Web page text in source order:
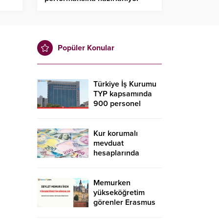
Popüler Konular
Türkiye İş Kurumu
TYP kapsamında
900 personel
yapılır?
Kur korumalı
mevduat
hesaplarında
Memurken
yükseköğretim
görenler Erasmus